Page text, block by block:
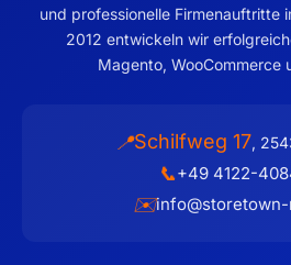
und professionelle Firmenauftritte
2012 entwickeln wir
Magento, WooCommerce
📍Schilfweg 17,
📞+49 4122-
✉️info@storetown-